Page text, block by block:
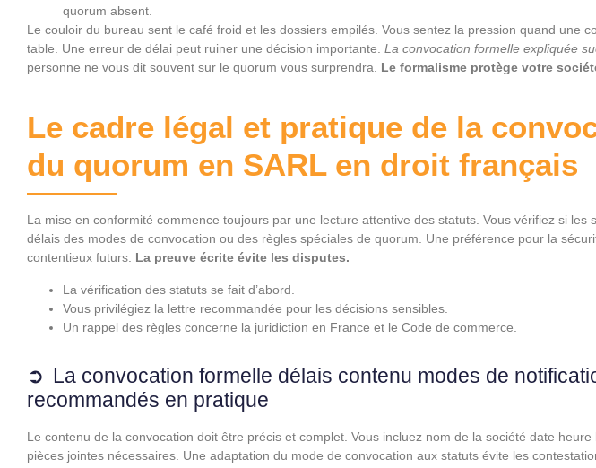
quorum absent.
Le couloir du bureau sent le café froid et les dossiers empilés. Vous sentez la pression quand une
table. Une erreur de délai peut ruiner une décision importante. La convocation formelle expliquée
personne ne vous dit souvent sur le quorum vous surprendra. Le formalisme protège votre
Le cadre légal et pratique de la
du quorum en SARL en droit français
La mise en conformité commence toujours par une lecture attentive des statuts. Vous vérifiez si les
délais des modes de convocation ou des règles spéciales de quorum. Une préférence pour la
contentieux futurs. La preuve écrite évite les disputes.
La vérification des statuts se fait d’abord.
Vous privilégiez la lettre recommandée pour les décisions sensibles.
Un rappel des règles concerne la juridiction en France et le Code de commerce.
La convocation formelle délais contenu modes de
recommandés en pratique
Le contenu de la convocation doit être précis et complet. Vous incluez nom de la société date
pièces jointes nécessaires. Une adaptation du mode de convocation aux statuts évite les